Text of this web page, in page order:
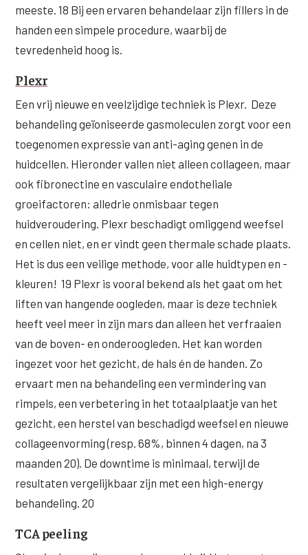
meeste. 18 Bij een ervaren behandelaar zijn fillers in de
handen een simpele procedure, waarbij de
tevredenheid hoog is.
Plexr
Een vrij nieuwe en veelzijdige techniek is Plexr. Deze
behandeling geïoniseerde gasmoleculen zorgt voor een
toegenomen expressie van anti-aging genen in de
huidcellen. Hieronder vallen niet alleen collageen, maar
ook fibronectine en vasculaire endotheliale
groeifactoren: alledrie onmisbaar tegen
huidveroudering. Plexr beschadigt omliggend weefsel
en cellen niet, en er vindt geen thermale schade plaats.
Het is dus een veilige methode, voor alle huidtypen en -
kleuren! 19 Plexr is vooral bekend als het gaat om het
liften van hangende oogleden, maar is deze techniek
heeft veel meer in zijn mars dan alleen het verfraaien
van de boven- en onderoogleden. Het kan worden
ingezet voor het gezicht, de hals én de handen. Zo
ervaart men na behandeling een vermindering van
rimpels, een verbetering in het totaalplaatje van het
gezicht, een herstel van beschadigd weefsel en nieuwe
collageenvorming (resp. 68%, binnen 4 dagen, na 3
maanden 20). De downtime is minimaal, terwijl de
resultaten vergelijkbaar zijn met een high-energy
behandeling. 20
TCA peeling